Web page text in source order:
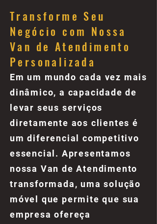
Transforme Seu
Negócio com Nossa
Van de Atendimento
Personalizada
Em um mundo cada vez mais
dinâmico, a capacidade de
levar seus serviços
diretamente aos clientes é
um diferencial competitivo
essencial. Apresentamos
nossa Van de Atendimento
transformada, uma solução
móvel que permite que sua
empresa ofereça